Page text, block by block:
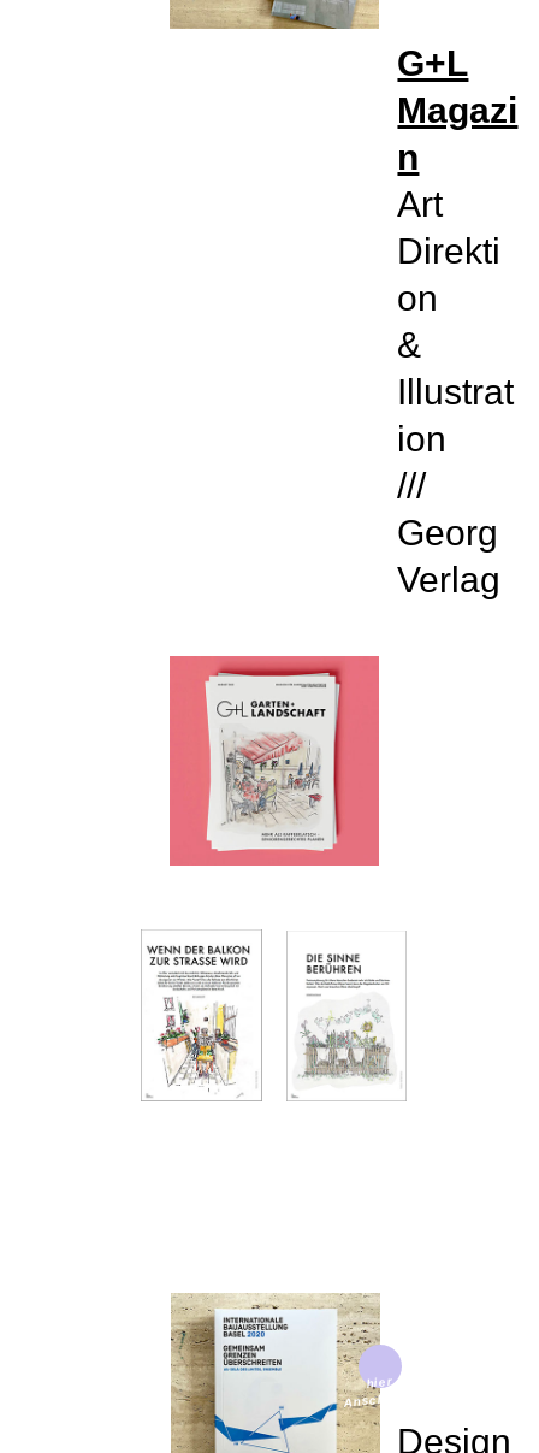
G+L
Magazi
n
Art
Direkti
on
&
Illustrat
ion
///
Georg
Verlag
Design
hier
Anschauen